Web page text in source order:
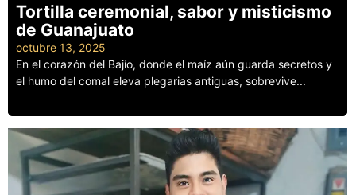
Tortilla ceremonial, sabor y misticismo
de Guanajuato
octubre 13, 2025
En el corazón del Bajío, donde el maíz aún guarda secretos y
el humo del comal eleva plegarias antiguas, sobrevive...